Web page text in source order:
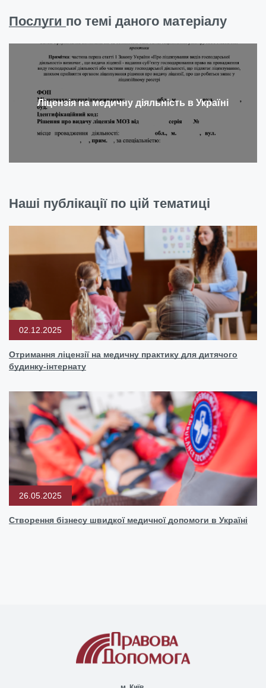
Послуги по темі даного матеріалу
Ліцензія на медичну діяльність в Україні
Наші публікації по цій тематиці
02.12.2025
Отримання ліцензії на медичну практику для дитячого
будинку-інтернату
26.05.2025
Створення бізнесу швидкої медичної допомоги в Україні